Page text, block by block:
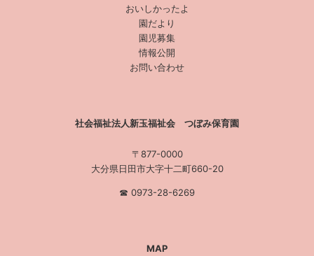
おいしかったよ
園だより
園児募集
情報公開
お問い合わせ
社会福祉法人新玉福祉会 つぼみ保育園
〒877-0000
大分県日田市大字十二町660-20
☎︎ 0973-28-6269
MAP